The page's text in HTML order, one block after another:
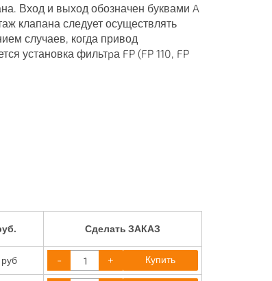
Вход и выход обозначен буквами A
клапана следует осуществлять
случаев, когда привод
установка фильтpа FP (FP 110, FP
Сделать ЗАКАЗ
руб - + Купить